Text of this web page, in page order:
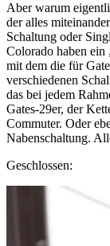
Aber warum
der alles
Schaltung oder
Colorado haben ein
mit dem die für
verschiedenen
das bei jedem
Gates-29er, der
Commuter. Oder
Nabenschaltung.
Geschlossen: